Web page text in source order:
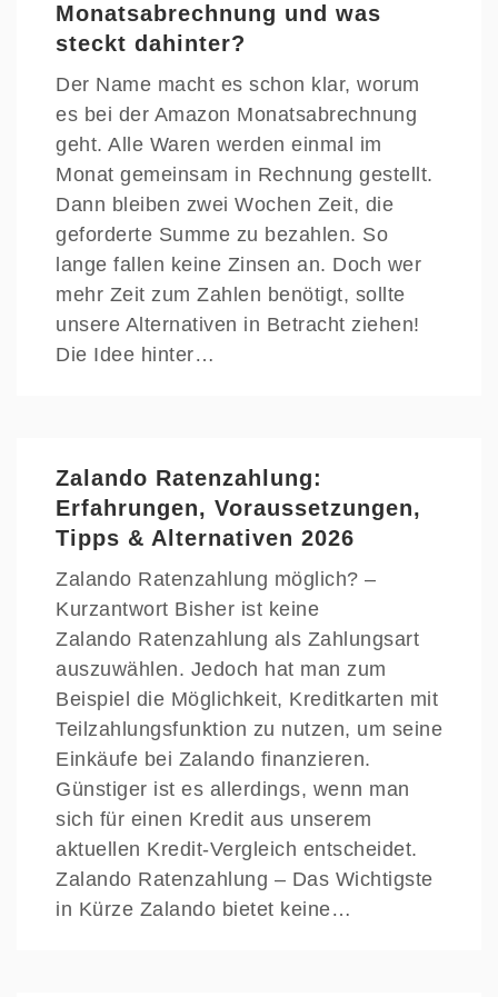
Monatsabrechnung und was
steckt dahinter?
Der Name macht es schon klar, worum
es bei der Amazon Monatsabrechnung
geht. Alle Waren werden einmal im
Monat gemeinsam in Rechnung gestellt.
Dann bleiben zwei Wochen Zeit, die
geforderte Summe zu bezahlen. So
lange fallen keine Zinsen an. Doch wer
mehr Zeit zum Zahlen benötigt, sollte
unsere Alternativen in Betracht ziehen!
Die Idee hinter…
Zalando Ratenzahlung:
Erfahrungen, Voraussetzungen,
Tipps & Alternativen 2026
Zalando Ratenzahlung möglich? –
Kurzantwort Bisher ist keine
Zalando Ratenzahlung als Zahlungsart
auszuwählen. Jedoch hat man zum
Beispiel die Möglichkeit, Kreditkarten mit
Teilzahlungsfunktion zu nutzen, um seine
Einkäufe bei Zalando finanzieren.
Günstiger ist es allerdings, wenn man
sich für einen Kredit aus unserem
aktuellen Kredit-Vergleich entscheidet.
Zalando Ratenzahlung – Das Wichtigste
in Kürze Zalando bietet keine…